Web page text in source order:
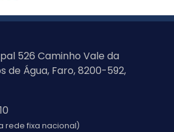
526 Caminho Vale da
de Água, Faro, 8200-592,
rede fixa nacional)